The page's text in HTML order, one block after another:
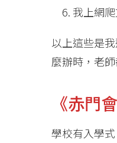
我上網
以上這些是
麼辦時，老
《赤門
學校有入學